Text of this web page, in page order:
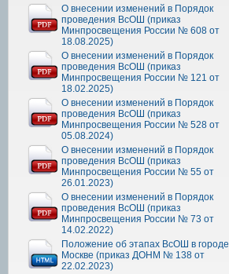
О внесении изменений в Порядок
проведения ВсОШ (приказ
Минпросвещения России № 608 от
18.08.2025)
О внесении изменений в Порядок
проведения ВсОШ (приказ
Минпросвещения России № 121 от
18.02.2025)
О внесении изменений в Порядок
проведения ВсОШ (приказ
Минпросвещения России № 528 от
05.08.2024)
О внесении изменений в Порядок
проведения ВсОШ (приказ
Минпросвещения России № 55 от
26.01.2023)
О внесении изменений в Порядок
проведения ВсОШ (приказ
Минпросвещения России № 73 от
14.02.2022)
Положение об этапах ВсОШ в городе
Москве (приказ ДОНМ № 138 от
22.02.2023)